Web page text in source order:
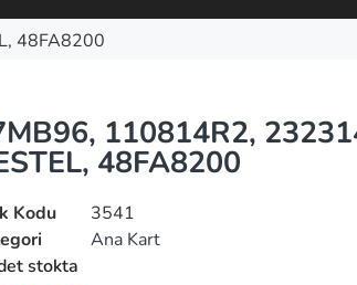
48FA8200
110814R2,
48FA8200
Kodu
3541
Ana Kart
stokta